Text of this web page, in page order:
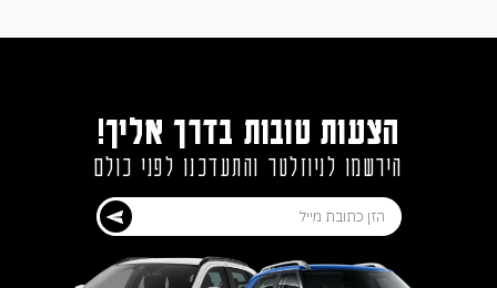
הצעות טובות בדרך אליך!
הירשמו לניוזלטר והתעדכנו לפני כולם